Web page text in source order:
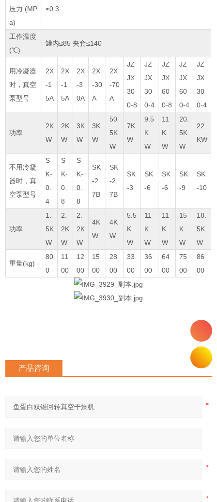
压力 (MP
a)
≤0.3
工作温度
(℃)
罐内≤85 夹套≤140
用冷凝器
时，真空
泵型号
2X
-1
5A
2X
-1
5A
2X
-3
0A
2X
-30
A
2X
-70
A
JZ
JX
30
0-8
JZ
JX
30
0-4
JZ
JX
60
0-8
JZ
JX
60
0-4
JZ
JX
30
0-4
功率
2K
W
2K
W
3K
W
3K
W
50
5K
W
7K
W
9.5
K
W
11
K
W
20.
5K
W
22
KW
不用冷凝
器时，真
空泵型号
S
K-
0.
4
S
K-
0.
8
S
K-
0.
8
SK
-2.
7B
SK
-2.
7B
SK
-3
SK
-6
SK
-6
SK
-9
SK
-10
功率
1.
5K
W
2.
2K
W
2.
2K
W
4K
W
4K
W
5.5
K
W
11
K
W
11
K
W
15
K
W
18.
5K
W
重量(kg)
80
0
11
00
12
00
15
00
28
00
33
00
36
00
64
00
75
00
86
00
产品咨询